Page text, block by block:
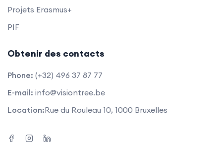
Projets Erasmus+
PIF
Obtenir des contacts
Phone: (+32) 496 37 87 77
E-mail: info@visiontree.be
Location:Rue du Rouleau 10, 1000 Bruxelles